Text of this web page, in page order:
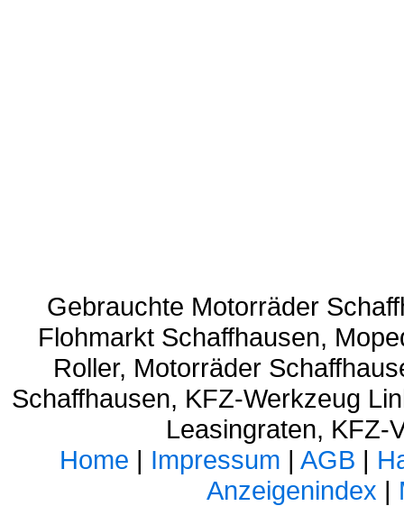
Gebrauchte Motorräder
Flohmarkt Schaffhausen,
Roller, Motorräder
Schaffhausen, KFZ-Werkzeug
Leasingraten, KFZ-
Home | Impressum | AGB |
Anzeigenindex |